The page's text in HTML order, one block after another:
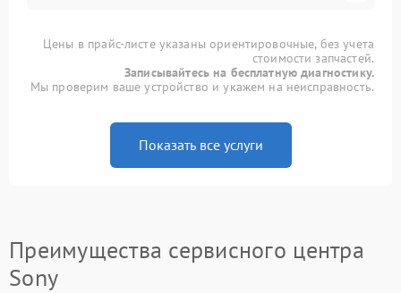
Цены в прайс-листе указаны ориентировочные, без учета
стоимости запчастей.
Записывайтесь на бесплатную диагностику.
Мы проверим ваше устройство и укажем на неисправность.
Показать все услуги
Преимущества сервисного центра
Sony